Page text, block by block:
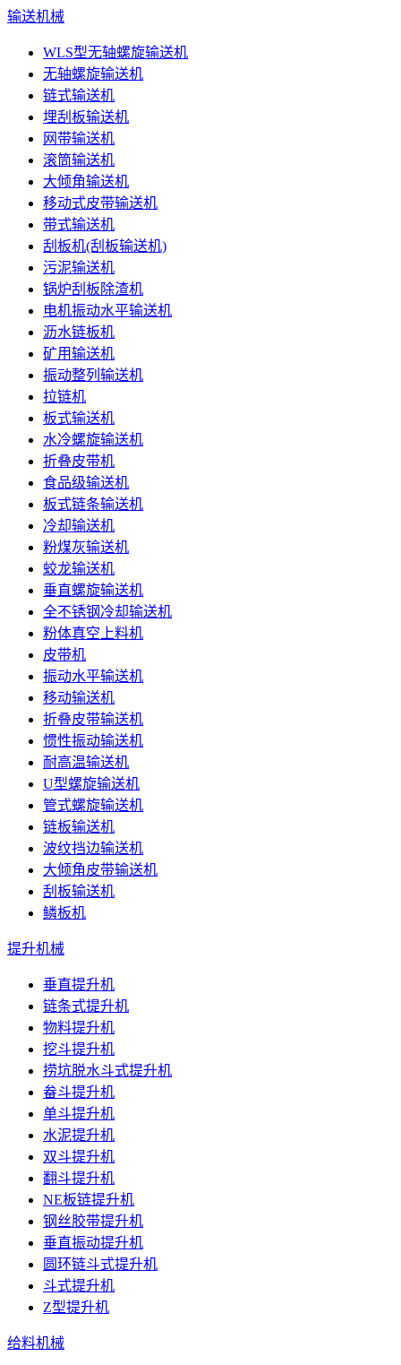
输送机械
WLS型无轴螺旋输送机
无轴螺旋输送机
链式输送机
埋刮板输送机
网带输送机
滚筒输送机
大倾角输送机
移动式皮带输送机
带式输送机
刮板机(刮板输送机)
污泥输送机
锅炉刮板除渣机
电机振动水平输送机
沥水链板机
矿用输送机
振动整列输送机
拉链机
板式输送机
水冷螺旋输送机
折叠皮带机
食品级输送机
板式链条输送机
冷却输送机
粉煤灰输送机
蛟龙输送机
垂直螺旋输送机
全不锈钢冷却输送机
粉体真空上料机
皮带机
振动水平输送机
移动输送机
折叠皮带输送机
惯性振动输送机
耐高温输送机
U型螺旋输送机
管式螺旋输送机
链板输送机
波纹挡边输送机
大倾角皮带输送机
刮板输送机
鳞板机
提升机械
垂直提升机
链条式提升机
物料提升机
挖斗提升机
捞坑脱水斗式提升机
畚斗提升机
单斗提升机
水泥提升机
双斗提升机
翻斗提升机
NE板链提升机
钢丝胶带提升机
垂直振动提升机
圆环链斗式提升机
斗式提升机
Z型提升机
给料机械